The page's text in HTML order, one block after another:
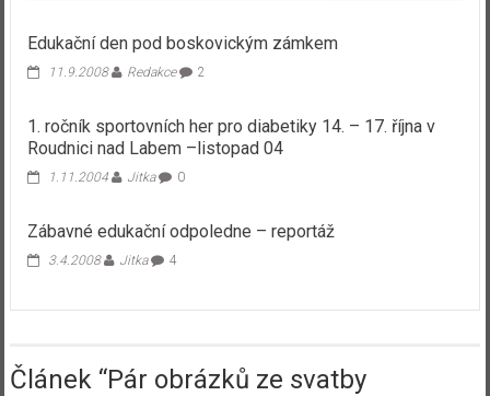
Edukační den pod boskovickým zámkem
11.9.2008 Redakce 2
1. ročník sportovních her pro diabetiky 14. – 17. října v
Roudnici nad Labem –listopad 04
1.11.2004 Jitka 0
Zábavné edukační odpoledne – reportáž
3.4.2008 Jitka 4
Článek “Pár obrázků ze svatby